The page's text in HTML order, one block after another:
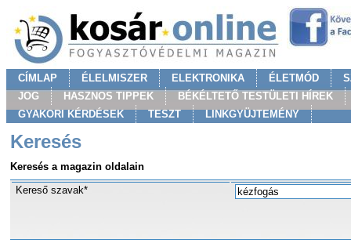
CÍMLAP ÉLELMISZER ELEKTRONIKA ÉLETMÓD
JOG
HASZNOS TIPPEK
BÉKÉLTETŐ TESTÜLETI HÍREK
GYAKORI KÉRDÉSEK
TESZT LINKGYÜJTEMÉNY
Keresés
Keresés a magazin oldalain
Kereső szavak*